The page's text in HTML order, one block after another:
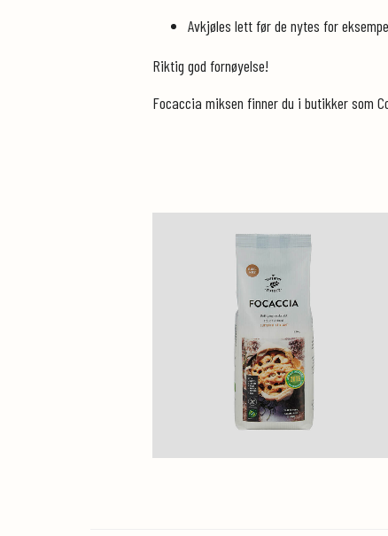
Avkjøles lett før de nytes for
Riktig god fornøyelse!
Focaccia miksen finner du i butikker som